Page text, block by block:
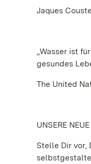
Jaques
„Wasser ist
gesundes
The United
UNSERE
Stelle Dir vor,